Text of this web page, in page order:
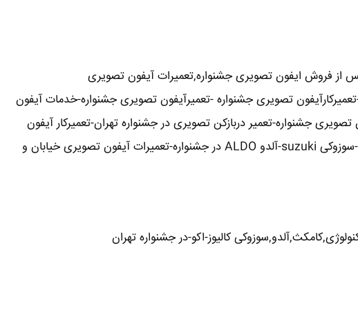
از فروش ایفون تصویری جشنواره,تعمیرات آیفون تصویری
تصویری جشنواره -تعمیرآیفون تصویری جشنواره-خدمات آیفون
جشنواره-تعمیر دربازکن تصویری در جشنواره تهران-تعمیرکار آیفون
تصویری در جشنواره-نمایندگی آیفون تصویری تابا-tabaالکتروپیک,سیماران-simaran-کوماکس commax-کامکس camax-سوزوکی suzuki-آلدو ALDO در جشنواره-تعمیرات آیفون تصویری خیابان و
کالیوز-اکو-در جشنواره تهران